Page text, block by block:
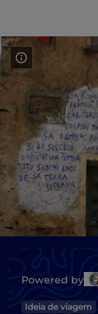
Powered by
Ideia de viagem